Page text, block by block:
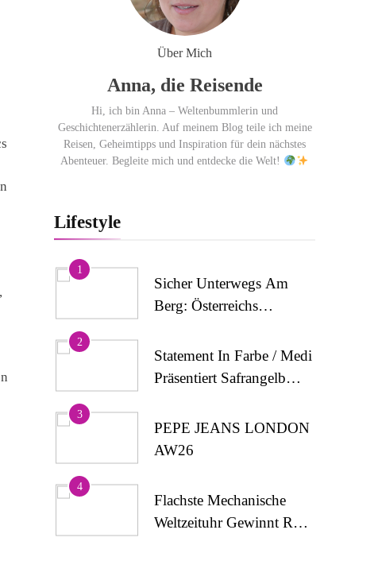
Über Mich
Anna, die Reisende
Hi, ich bin Anna – Weltenbummlerin und
Geschichtenerzählerin. Auf meinem Blog teile ich meine
Reisen, Geheimtipps und Inspiration für dein nächstes
Abenteuer. Begleite mich und entdecke die Welt!
Lifestyle
1
Sicher Unterwegs Am
Berg: Österreichs
Das Bewusstsein Für
Alpine Sicherheit
2
Statement In Farbe / Medi
Präsentiert Safrangelb
Medizinische
Kompressionsversorgung
3
PEPE JEANS LONDON
AW26
4
Flachste Mechanische
Weltzeituhr Gewinnt Red